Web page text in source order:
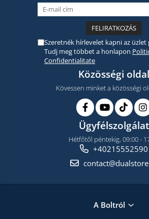
Szeretnék hírlevelet kapni az
Tudj meg többet a honlapon
Confidentialitate
Közösségi oldal
Kövessen minket a közösségi
Ügyfélszolgálat
Hétfőtől péntekig, 09:00 -
+40215552590
A Boltról